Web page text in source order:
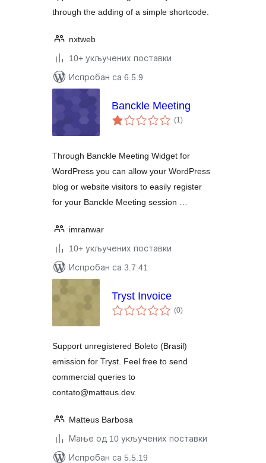
through the adding of a simple shortcode.
nxtweb
10+ укључених поставки
Испробан са 6.5.9
Banckle Meeting
(1укупних
оцена
)
Through Banckle Meeting Widget for
WordPress you can allow your WordPress
blog or website visitors to easily register
for your Banckle Meeting session …
imranwar
10+ укључених поставки
Испробан са 3.7.41
Tryst Invoice
(0укупних
оцена
)
Support unregistered Boleto (Brasil)
emission for Tryst. Feel free to send
commercial queries to
contato@matteus.dev.
Matteus Barbosa
Мање од 10 укључених поставки
Испробан са 5.5.19